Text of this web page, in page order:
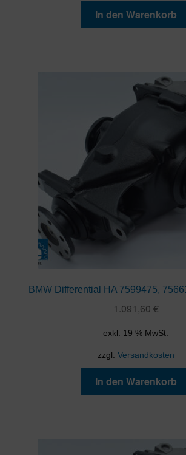
In den Warenkorb
BMW Differential HA 7599475,
1.091,60 €
exkl. 19 % MwSt.
zzgl. Versandkosten
In den Warenkorb